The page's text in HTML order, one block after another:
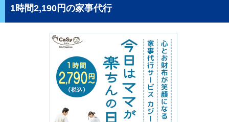
1時間2,190円の家事代行